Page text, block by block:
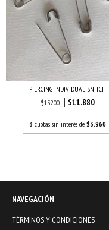
PIERCING INDIVIDUAL SNITCH
$13.200
$11.880
3 cuotas sin interés de $3.960
NAVEGACIÓN
TÉRMINOS Y CONDICIONES